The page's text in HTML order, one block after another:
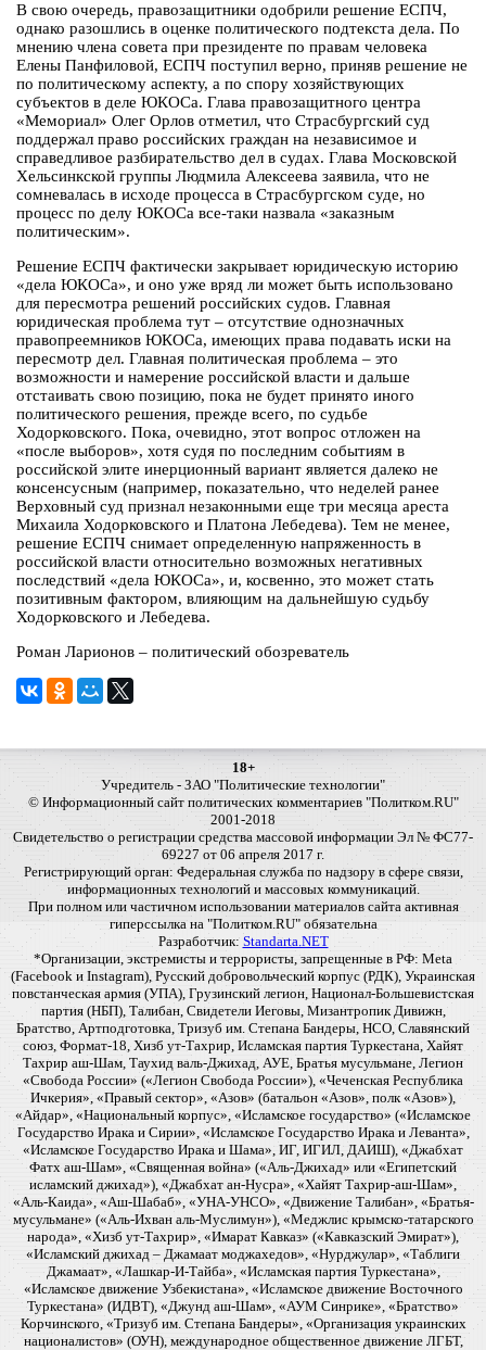
В свою очередь, правозащитники одобрили решение ЕСПЧ,
однако разошлись в оценке политического подтекста дела. По
мнению члена совета при президенте по правам человека
Елены Панфиловой, ЕСПЧ поступил верно, приняв решение не
по политическому аспекту, а по спору хозяйствующих
субъектов в деле ЮКОСа. Глава правозащитного центра
«Мемориал» Олег Орлов отметил, что Страсбургский суд
поддержал право российских граждан на независимое и
справедливое разбирательство дел в судах. Глава Московской
Хельсинкской группы Людмила Алексеева заявила, что не
сомневалась в исходе процесса в Страсбургском суде, но
процесс по делу ЮКОСа все-таки назвала «заказным
политическим».
Решение ЕСПЧ фактически закрывает юридическую историю
«дела ЮКОСа», и оно уже вряд ли может быть использовано
для пересмотра решений российских судов. Главная
юридическая проблема тут – отсутствие однозначных
правопреемников ЮКОСа, имеющих права подавать иски на
пересмотр дел. Главная политическая проблема – это
возможности и намерение российской власти и дальше
отстаивать свою позицию, пока не будет принято иного
политического решения, прежде всего, по судьбе
Ходорковского. Пока, очевидно, этот вопрос отложен на
«после выборов», хотя судя по последним событиям в
российской элите инерционный вариант является далеко не
консенсусным (например, показательно, что неделей ранее
Верховный суд признал незаконными еще три месяца ареста
Михаила Ходорковского и Платона Лебедева). Тем не менее,
решение ЕСПЧ снимает определенную напряженность в
российской власти относительно возможных негативных
последствий «дела ЮКОСа», и, косвенно, это может стать
позитивным фактором, влияющим на дальнейшую судьбу
Ходорковского и Лебедева.
Роман Ларионов – политический обозреватель
18+
Учредитель - ЗАО "Политические технологии"
© Информационный сайт политических комментариев "Политком.RU"
2001-2018
Свидетельство о регистрации средства массовой информации Эл № ФС77-
69227 от 06 апреля 2017 г.
Регистрирующий орган: Федеральная служба по надзору в сфере связи,
информационных технологий и массовых коммуникаций.
При полном или частичном использовании материалов сайта активная
гиперссылка на "Политком.RU" обязательна
Разработчик: Standarta.NET
*Организации, экстремисты и террористы, запрещенные в РФ: Meta
(Facebook и Instagram), Русский добровольческий корпус (РДК), Украинская
повстанческая армия (УПА), Грузинский легион, Национал-Большевистская
партия (НБП), Талибан, Свидетели Иеговы, Мизантропик Дивижн,
Братство, Артподготовка, Тризуб им. Степана Бандеры, НСО, Славянский
союз, Формат-18, Хизб ут-Тахрир, Исламская партия Туркестана, Хайят
Тахрир аш-Шам, Таухид валь-Джихад, АУЕ, Братья мусульмане, Легион
«Свобода России» («Легион Свобода России»), «Чеченская Республика
Ичкерия», «Правый сектор», «Азов» (батальон «Азов», полк «Азов»),
«Айдар», «Национальный корпус», «Исламское государство» («Исламское
Государство Ирака и Сирии», «Исламское Государство Ирака и Леванта»,
«Исламское Государство Ирака и Шама», ИГ, ИГИЛ, ДАИШ), «Джабхат
Фатх аш-Шам», «Священная война» («Аль-Джихад» или «Египетский
исламский джихад»), «Джабхат ан-Нусра», «Хайят Тахрир-аш-Шам»,
«Аль-Каида», «Аш-Шабаб», «УНА-УНСО», «Движение Талибан», «Братья-
мусульмане» («Аль-Ихван аль-Муслимун»), «Меджлис крымско-татарского
народа», «Хизб ут-Тахрир», «Имарат Кавказ» («Кавказский Эмират»),
«Исламский джихад – Джамаат моджахедов», «Нурджулар», «Таблиги
Джамаат», «Лашкар-И-Тайба», «Исламская партия Туркестана»,
«Исламское движение Узбекистана», «Исламское движение Восточного
Туркестана» (ИДВТ), «Джунд аш-Шам», «АУМ Синрике», «Братство»
Корчинского, «Тризуб им. Степана Бандеры», «Организация украинских
националистов» (ОУН), международное общественное движение ЛГБТ,